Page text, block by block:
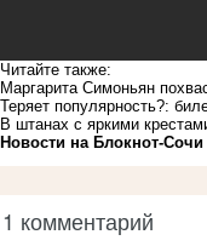
Читайте также:
Маргарита Симоньян
Теряет популярность?:
В штанах с яркими
Новости на Блoкнoт-Сочи
1 комментарий